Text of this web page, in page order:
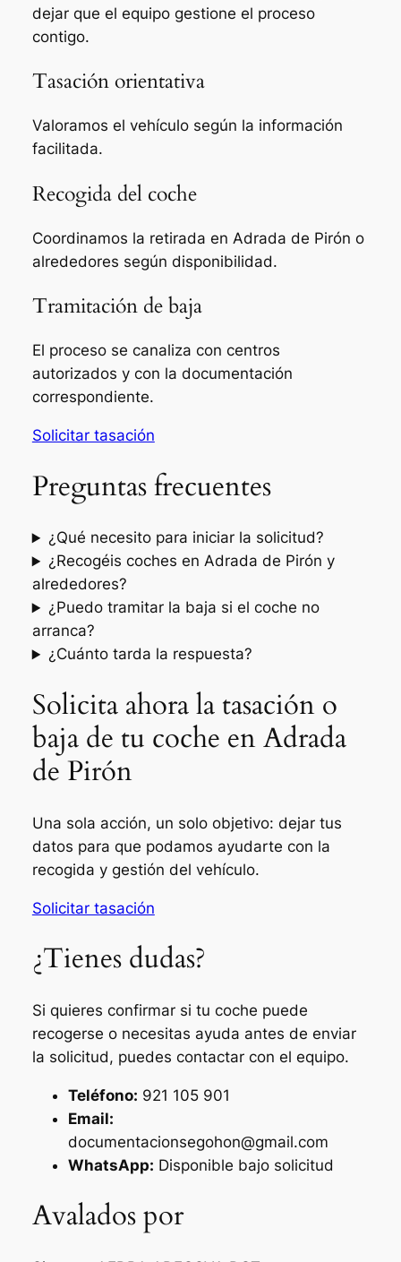
dejar que el equipo gestione el proceso
contigo.
Tasación orientativa
Valoramos el vehículo según la información
facilitada.
Recogida del coche
Coordinamos la retirada en Adrada de Pirón o
alrededores según disponibilidad.
Tramitación de baja
El proceso se canaliza con centros
autorizados y con la documentación
correspondiente.
Solicitar tasación
Preguntas frecuentes
¿Qué necesito para iniciar la solicitud?
¿Recogéis coches en Adrada de Pirón y
alrededores?
¿Puedo tramitar la baja si el coche no
arranca?
¿Cuánto tarda la respuesta?
Solicita ahora la tasación o
baja de tu coche en Adrada
de Pirón
Una sola acción, un solo objetivo: dejar tus
datos para que podamos ayudarte con la
recogida y gestión del vehículo.
Solicitar tasación
¿Tienes dudas?
Si quieres confirmar si tu coche puede
recogerse o necesitas ayuda antes de enviar
la solicitud, puedes contactar con el equipo.
Teléfono: 921 105 901
Email:
documentacionsegohon@gmail.com
WhatsApp: Disponible bajo solicitud
Avalados por